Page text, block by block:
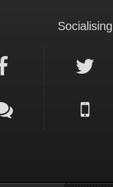
Socialising